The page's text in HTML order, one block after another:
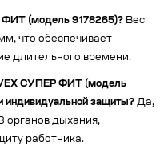
ФИТ (модель 9178265)? Вес
что обеспечивает
длительного времени.
СУПЕР ФИТ (модель
индивидуальной защиты? Да,
органов дыхания,
работника.